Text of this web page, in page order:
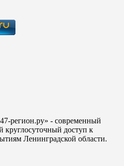
регион.ру» - современный
доступ к
Ленинградской области.